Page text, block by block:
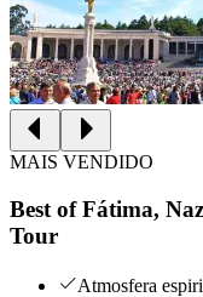
MAIS VENDIDO
Best of Fátima,
Tour
Atmosfera